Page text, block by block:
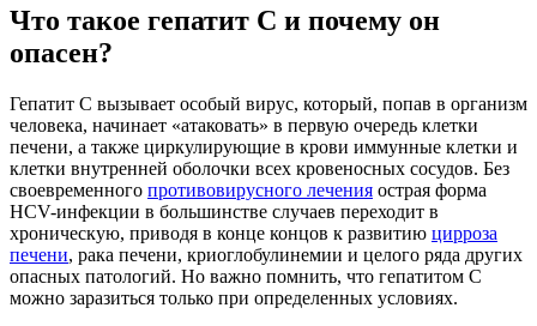
Что такое гепатит C и почему он
опасен?
Гепатит C вызывает особый вирус, который, попав в организм
человека, начинает «атаковать» в первую очередь клетки
печени, а также циркулирующие в крови иммунные клетки и
клетки внутренней оболочки всех кровеносных сосудов. Без
своевременного противовирусного лечения острая форма
HCV-инфекции в большинстве случаев переходит в
хроническую, приводя в конце концов к развитию цирроза
печени, рака печени, криоглобулинемии и целого ряда других
опасных патологий. Но важно помнить, что гепатитом С
можно заразиться только при определенных условиях.